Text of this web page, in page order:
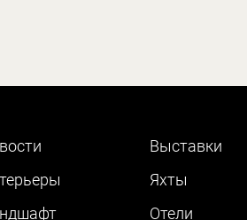
Выставки
Яхты
Отели